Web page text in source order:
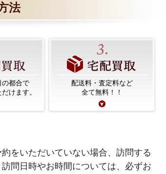
法
の都合で
けます。
配送料・査定料など
全て無料！！
をいただいていない場合、訪問する
問日時やお時間については、必ずお